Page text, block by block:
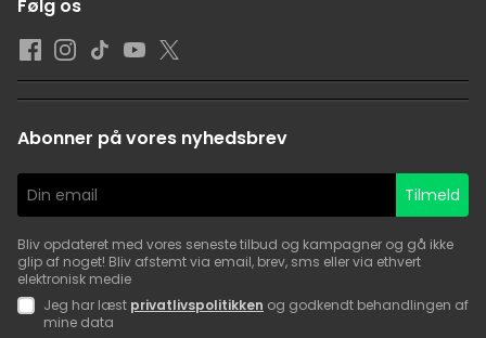
Følg os
Abonner på vores nyhedsbrev
Tilmeld
Bliv opdateret med vores seneste tilbud og kampagner og gå ikke
glip af noget! Bliv afstemt via email, brev, sms eller via ethvert
elektronisk medie
Jeg har læst privatlivspolitikken og godkendt behandlingen af
mine data